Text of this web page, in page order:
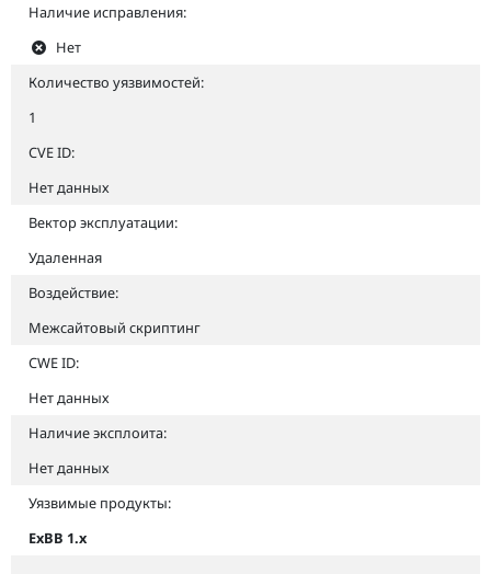
Наличие исправления:
Нет
Количество уязвимостей:
1
CVE ID:
Нет данных
Вектор эксплуатации:
Удаленная
Воздействие:
Межсайтовый скриптинг
CWE ID:
Нет данных
Наличие эксплоита:
Нет данных
Уязвимые продукты:
ExBB 1.x